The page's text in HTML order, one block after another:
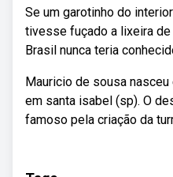
Se um garotinho do
tivesse fuçado a lixeira
Brasil nunca teria
Mauricio de sousa
em santa isabel (sp). O
famoso pela criação da